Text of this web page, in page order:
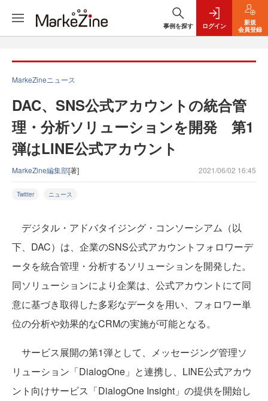
事例を探す ログイン
新規
会員登録
MarkeZineニュース
DAC、SNS公式アカウントの統合管
理・分析ソリューションを開発 第1
弾はLINE公式アカウント
MarkeZine編集部[著] 2021/06/02 16:45
Twitter ニュース
デジタル・アドバタイジング・コンソーシアム（以
下、DAC）は、企業のSNS公式アカウントフォロワーデ
ータを統合管理・分析するソリューションを開発した。
同ソリューションにより企業は、公式アカウントにて同
意に基づき取得した多彩なデータを用い、フォロワー単
位の分析や効果的なCRMの実施が可能となる。
サービス展開の第1弾として、メッセージング管理ソ
リューション「DialogOne」と連携し、LINE公式アカウ
ント向けサービス「DialogOne Insight」の提供を開始し